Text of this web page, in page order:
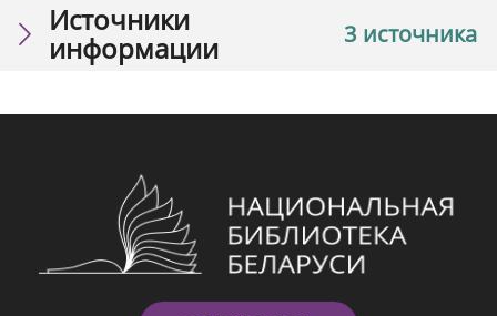
3 источника
Источники
информации